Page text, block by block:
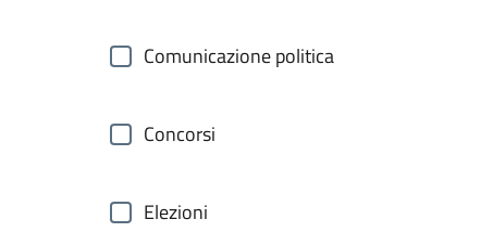
Comunicazione politica
Concorsi
Elezioni